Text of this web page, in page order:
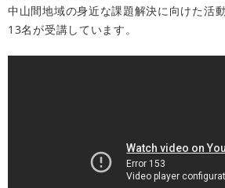
中山間地域の身近な課題解決に向けた活
13名が受講しています。